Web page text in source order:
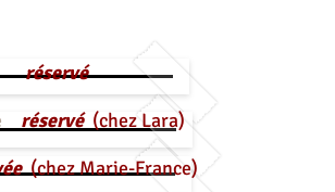
réservé
réservé (chez Lara)
(chez Marie-France)